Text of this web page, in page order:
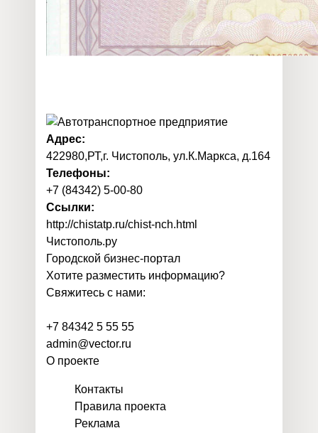
Адрес:
422980,РТ,г. Чистополь, ул.К.Маркса, д.164
Телефоны:
+7 (84342) 5-00-80
Ссылки:
http://chistatp.ru/chist-nch.html
Чистополь.ру
Городской бизнес-портал
Хотите разместить информацию?
Свяжитесь с нами:
+7 84342 5 55 55
admin@vector.ru
О проекте
Контакты
Правила проекта
Реклама